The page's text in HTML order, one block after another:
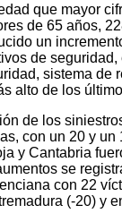
que mayor
de 65 años,
un
de
sistema
alto de los
de los
con un 20 y
y Cantabria
se
con 22
(-20) y